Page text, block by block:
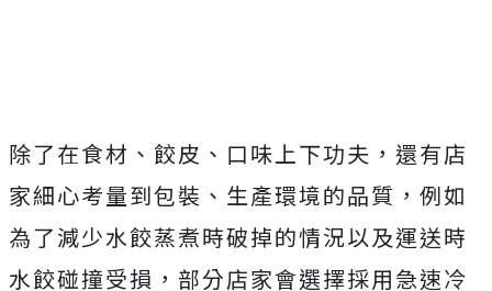
除了在食材、餃皮、口味上下功夫，還有店
家細心考量到包裝、生產環境的品質，例如
為了減少水餃蒸煮時破掉的情況以及運送時
水餃碰撞受損，部分店家會選擇採用急速冷